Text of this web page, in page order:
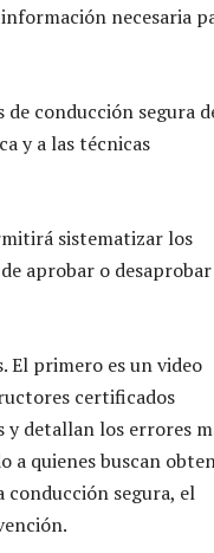
necesaria
conducción segura
y a las técnicas
sistematizar los
aprobar o
El primero es un video
certificados
detallan los errores
a quienes buscan
conducción segura, el